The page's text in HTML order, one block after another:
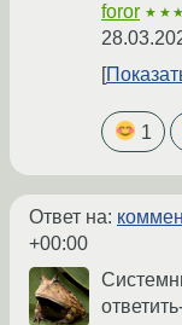
foror
1
Ответ на:
+00:00